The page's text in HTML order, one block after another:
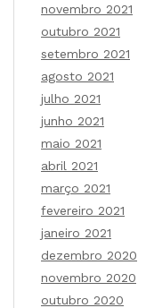
novembro 2021
outubro 2021
setembro 2021
agosto 2021
julho 2021
junho 2021
maio 2021
abril 2021
março 2021
fevereiro 2021
janeiro 2021
dezembro 2020
novembro 2020
outubro 2020